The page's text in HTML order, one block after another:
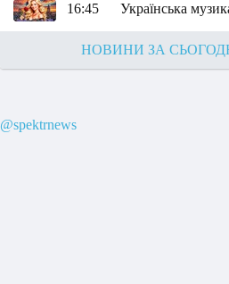
16:45 Українська
НОВИНИ ЗА
@spektrnews